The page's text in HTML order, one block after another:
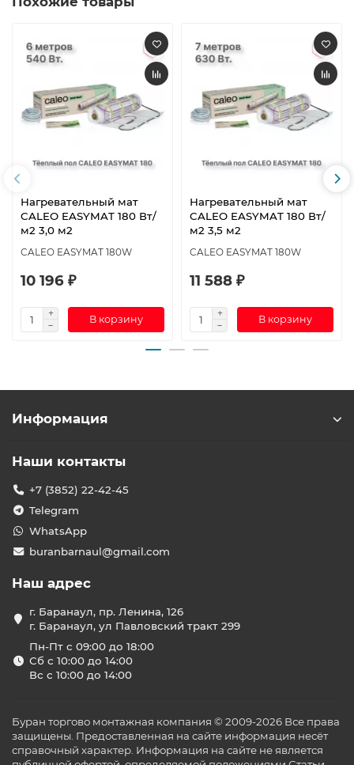
Нагревательный мат
CALEO EASYMAT 180 Вт/
м2 3,0 м2
CALEO EASYMAT 180W
10 196 ₽
В корзину
Нагревательный мат
CALEO EASYMAT 180 Вт/
м2 3,5 м2
CALEO EASYMAT 180W
11 588 ₽
В корзину
Информация
Наши контакты
+7 (3852) 22-42-45
Telegram
WhatsApp
buranbarnaul@gmail.com
Наш адрес
г. Баранаул, пр. Ленина, 126
г. Баранаул, ул Павловский тракт 299
Пн-Пт с 09:00 до 18:00
Сб с 10:00 до 14:00
Вс с 10:00 до 14:00
Буран торгово монтажная компания © 2009-2026 Все права
защищены. Предоставленная на сайте информация несёт
справочный характер. Информация на сайте не является